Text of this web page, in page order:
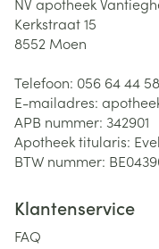
Kerkstraat 15
8552 Moen
Telefoon: 056 64 44 58
E-mailadres:
APB nummer: 342901
Apotheek titularis:
BTW nummer:
Klantenservice
FAQ